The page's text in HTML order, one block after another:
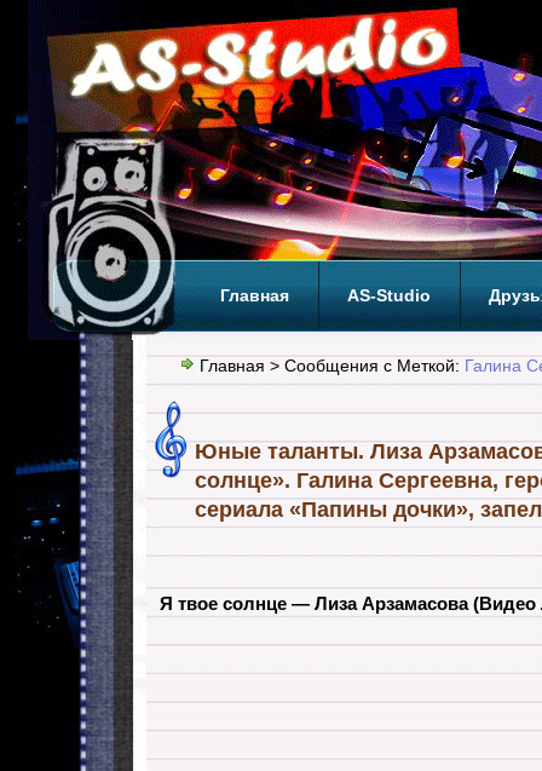
Главная AS-Studio
Теги ТОП
Главная > Сообщения с Меткой: Галина
Юные таланты. Лиза
солнце». Галина Сергеевна,
сериала «Папины дочки»,
Я твое солнце — Лиза Арзамасова(Видео